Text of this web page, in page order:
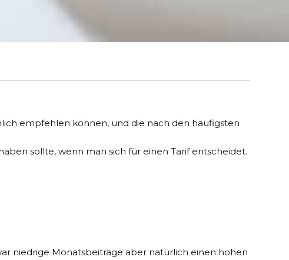
empfehlen können, und die nach den häufigsten
sollte, wenn man sich für einen Tarif entscheidet.
niedrige Monatsbeiträge aber natürlich einen hohen